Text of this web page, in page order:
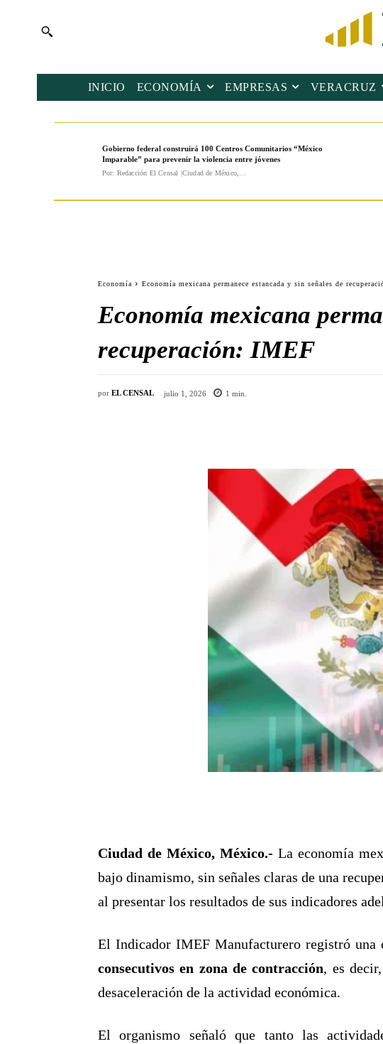
INICIO ECONOMÍA EMPRESAS VERACRUZ
Gobierno federal construirá 100 Centros Comunitarios “México
Imparable” para prevenir la violencia entre jóvenes
Por: Redacción El Censal |Ciudad de México,...
Economía Economía mexicana permanece estancada y sin señales de
Economía mexicana
recuperación: IMEF
por EL CENSAL julio 1, 2026 1 min.
Ciudad de México, México.- La economía
bajo dinamismo, sin señales claras de una
al presentar los resultados de sus indicadores
El Indicador IMEF Manufacturero registró una
consecutivos en zona de contracción, es
desaceleración de la actividad económica.
El organismo señaló que tanto las